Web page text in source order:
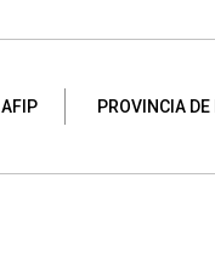
AFIP PROVINCIA